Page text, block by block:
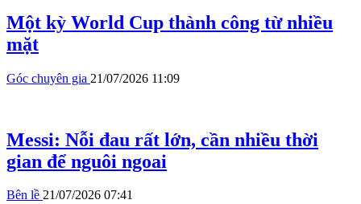
Một kỳ World Cup thành công từ nhiều
mặt
Góc chuyên gia 21/07/2026 11:09
Messi: Nỗi đau rất lớn, cần nhiều thời
gian để nguôi ngoai
Bên lề 21/07/2026 07:41